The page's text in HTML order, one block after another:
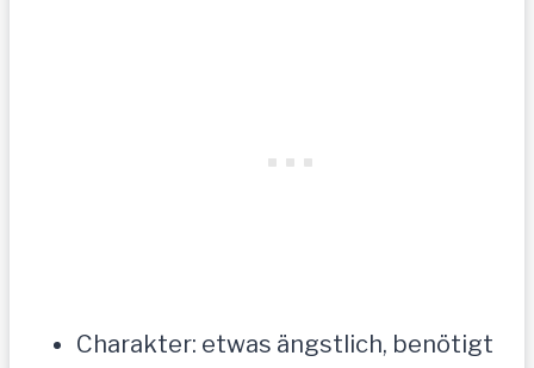
Charakter: etwas ängstlich, benötigt